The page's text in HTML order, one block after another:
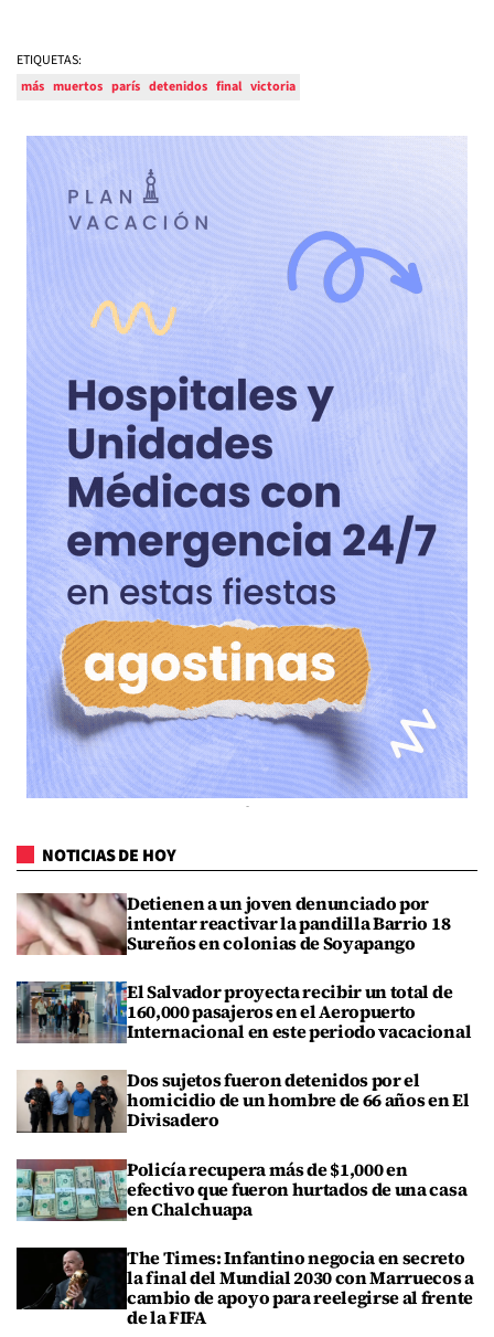
ETIQUETAS:
más muertos parís detenidos final victoria
NOTICIAS DE HOY
Detienen a un joven denunciado por
intentar reactivar la pandilla Barrio 18
Sureños en colonias de Soyapango
El Salvador proyecta recibir un total de
160,000 pasajeros en el Aeropuerto
Internacional en este periodo vacacional
Dos sujetos fueron detenidos por el
homicidio de un hombre de 66 años en El
Divisadero
Policía recupera más de $1,000 en
efectivo que fueron hurtados de una casa
en Chalchuapa
The Times: Infantino negocia en secreto
la final del Mundial 2030 con Marruecos a
cambio de apoyo para reelegirse al frente
de la FIFA